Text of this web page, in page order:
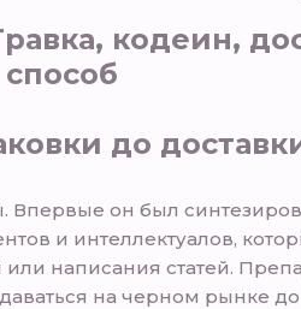
кодеин,
до
он был
и интеллектуалов,
написания статей.
на черном рынке до